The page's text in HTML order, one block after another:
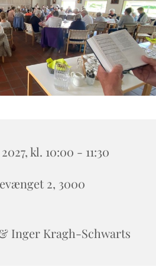
kl. 10:00 - 11:30
2, 3000
Inger Kragh-Schwarts